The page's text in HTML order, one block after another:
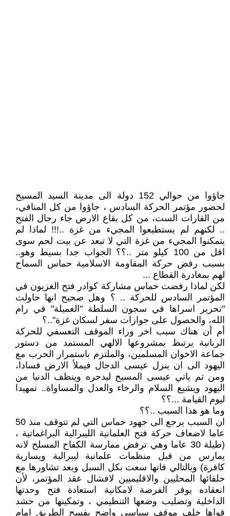
جاؤوا من حوالي 152 دولة الى مدينة السيد المسيح
لحضور مؤتمر الحركة السادس ، جاؤوا من كل المنافي،
من القارات الست، من كل بقاع الارض جاء رجال الفتح
.. لكنهم لم يستطيعوا المجيء من غزة ..!!! لماذا لم
يتمكنوا المجيء من غزة التي لا تبعد عن بيت لحم سوى
اقل من 100 كيلو متر ..؟؟ الجواب جدا بسيط وهو..
بسبب رفض حركة المقاومة الاسلامية حماس السماح
لهم بمغادرة القطاع ...
لكن لماذا رفضت حماس مشاركة كوادر فتح الغزيون في
المؤتمر السادس للحركة .. ؟ وهل صحيح انها حاولت
"تحرير اسراها في سجون السلطة "العميلة" في رام
الله، والحصول على جوازات سفر لسكان غزة"..؟
أم أن هناك سبب اخر وراء الموقف التعسفي للحركة
الربانية يرتبط بمشروعها الالهي المستمد من دستور
جماعة الاخوان المسلمين، والملتزم باستمرار الحرب مع
اليهود الى ان ينزل عيسى الدجال فيملأ الارض فسادا،
ومن ثم ياتي عيسى المسيح ليدحره وينظف الدنيا من
اليهود ويشيع السلام والرخاء والعدل والمساواة.. تمهيدا
ليوم القيامة ...؟؟
وما هو هذا السبب ..؟؟
ان السبب يرجع الى جهود حماس التي لم تتوقف منذ 50
عاما لاضعاف حركة فتح العلمانية الليبرالية البراغماتية ،
(طيلة 30 عاما وهي ترفض ممارسة الكفاح المسلح لانه
يمارس من قبل منظمات علمانية ليبرالية ويسارية
كافرة) وبالتالي فانها سعت بكل السبل وبعد تشاورها مع
حلفائها المحليين والاقليميين لافشال عقد المؤتمر، لأن
انعقاده يوفر الفرصة لامكانية استعادة فتح وحدتها
الداخلية وتصليب وضعها التنظيمي ، وتمكينها من حشد
قواها خلف موقف سياسي واضح يفسح الطريق امام